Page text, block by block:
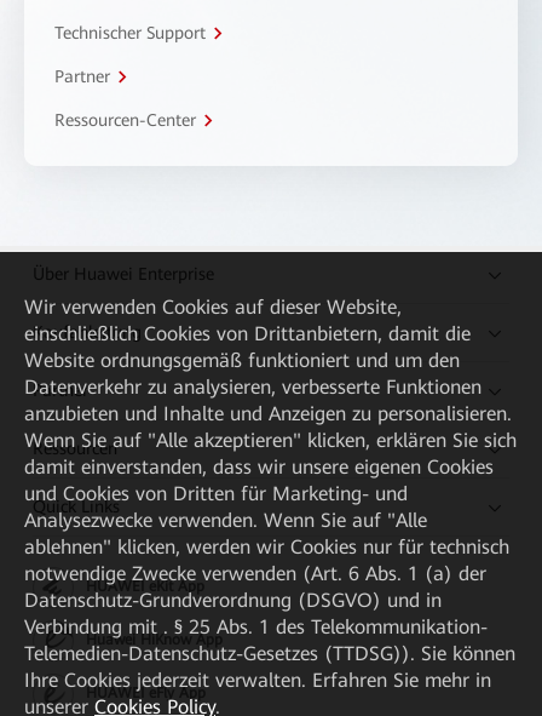
Technischer Support
Partner
Ressourcen-Center
Über Huawei Enterprise
Kaufanleitung
Partner
Ressourcen
Quick Links
HUAWEI eKit App
Huawei HiKnow App
HUAWEI eFly App
Wir verwenden Cookies auf dieser Website,
einschließlich Cookies von Drittanbietern, damit die
Website ordnungsgemäß funktioniert und um den
Datenverkehr zu analysieren, verbesserte Funktionen
anzubieten und Inhalte und Anzeigen zu personalisieren.
Wenn Sie auf "Alle akzeptieren" klicken, erklären Sie sich
damit einverstanden, dass wir unsere eigenen Cookies
und Cookies von Dritten für Marketing- und
Analysezwecke verwenden. Wenn Sie auf "Alle
ablehnen" klicken, werden wir Cookies nur für technisch
notwendige Zwecke verwenden (Art. 6 Abs. 1 (a) der
Datenschutz-Grundverordnung (DSGVO) und in
Verbindung mit . § 25 Abs. 1 des Telekommunikation-
Telemedien-Datenschutz-Gesetzes (TTDSG)). Sie können
Ihre Cookies jederzeit verwalten. Erfahren Sie mehr in
unserer Cookies Policy.